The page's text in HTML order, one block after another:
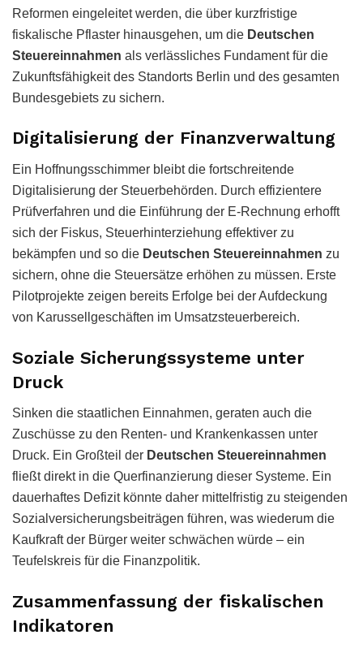
Reformen eingeleitet werden, die über kurzfristige
fiskalische Pflaster hinausgehen, um die Deutschen
Steuereinnahmen als verlässliches Fundament für die
Zukunftsfähigkeit des Standorts Berlin und des gesamten
Bundesgebiets zu sichern.
Digitalisierung der Finanzverwaltung
Ein Hoffnungsschimmer bleibt die fortschreitende
Digitalisierung der Steuerbehörden. Durch effizientere
Prüfverfahren und die Einführung der E-Rechnung erhofft
sich der Fiskus, Steuerhinterziehung effektiver zu
bekämpfen und so die Deutschen Steuereinnahmen zu
sichern, ohne die Steuersätze erhöhen zu müssen. Erste
Pilotprojekte zeigen bereits Erfolge bei der Aufdeckung
von Karussellgeschäften im Umsatzsteuerbereich.
Soziale Sicherungssysteme unter
Druck
Sinken die staatlichen Einnahmen, geraten auch die
Zuschüsse zu den Renten- und Krankenkassen unter
Druck. Ein Großteil der Deutschen Steuereinnahmen
fließt direkt in die Querfinanzierung dieser Systeme. Ein
dauerhaftes Defizit könnte daher mittelfristig zu steigenden
Sozialversicherungsbeiträgen führen, was wiederum die
Kaufkraft der Bürger weiter schwächen würde – ein
Teufelskreis für die Finanzpolitik.
Zusammenfassung der fiskalischen
Indikatoren